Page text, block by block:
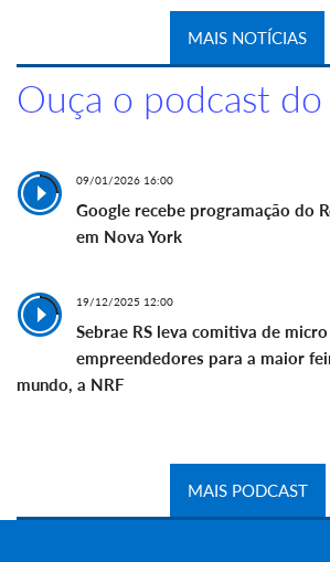
MAIS NOTÍCIAS
Ouça o podcast do
09/01/2026 16:00
Google recebe programação do
em Nova York
19/12/2025 12:00
Sebrae RS leva comitiva de
empreendedores para a maior
mundo, a NRF
MAIS PODCAST